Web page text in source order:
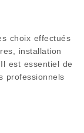
choix effectués
installation
est essentiel de
professionnels